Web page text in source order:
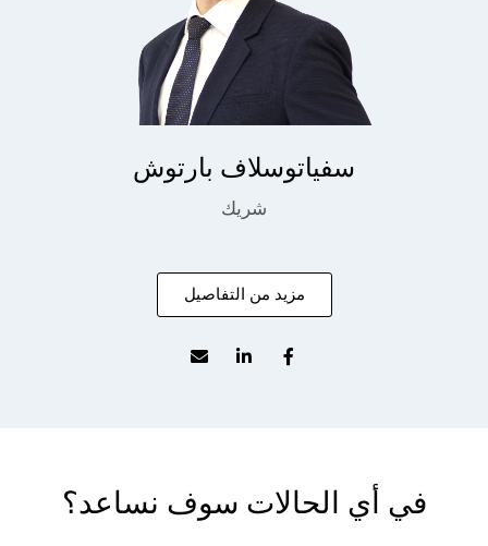
سفياتوسلاف بارتوش
شريك
مزيد من التفاصيل
في أي الحالات سوف نساعد؟